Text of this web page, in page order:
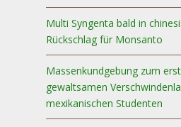
Multi Syngenta bald in
Rückschlag für Monsanto
Massenkundgebung zum
gewaltsamen
mexikanischen Studenten